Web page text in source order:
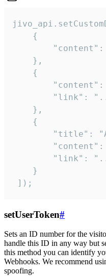
    {
    },
    {
"link":
    },
    {
"title":
"link":
    }
]);
setUserToken#
Sets an ID number for the
handle this ID in any way but
this method you can identify
Webhooks. We recommend
spoofing.